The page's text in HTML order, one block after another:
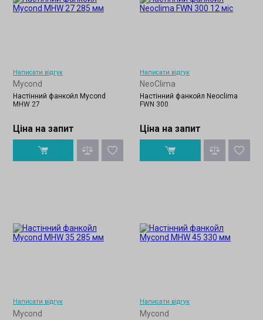
Написати відгук
Mycond
Настінний фанкойл Mycond
MHW 27
Ціна на запит
Написати відгук
NeoClima
Настінний фанкойл Neoclima
FWN 300
Ціна на запит
Написати відгук
Mycond
Написати відгук
Mycond